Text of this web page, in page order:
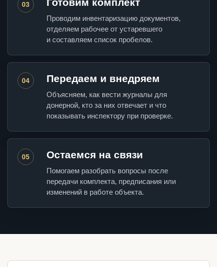
03
Проводим инвентаризацию документов,
отделяем рабочее от устаревшего
и составляем список пробелов.
04 Передаем и внедряем
Объясняем, как вести журналы для
донерной, кто за них отвечает и что
показывать инспектору при проверке.
05 Остаемся на связи
Помогаем разобрать вопросы после
передачи комплекта, предписания или
изменений в работе объекта.